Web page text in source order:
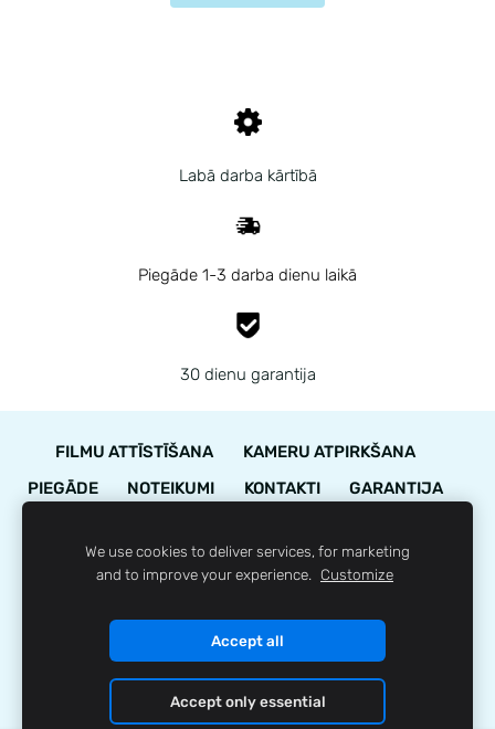
Labā darba kārtībā
Piegāde 1-3 darba dienu laikā
30 dienu garantija
FILMU ATTĪSTĪŠANA
KAMERU ATPIRKŠANA
PIEGĀDE
NOTEIKUMI KONTAKTI
GARANTIJA
LOJALITĀTES PROGRAMMA
SĪKDATNES
© 35mm.lv
We use cookies to deliver services, for marketing
and to improve your experience. Customize
Accept all
Accept only essential